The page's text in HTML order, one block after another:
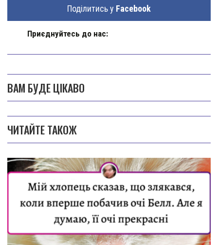
Поділитись у Facebook
Приєднуйтесь до нас:
ВАМ БУДЕ ЦІКАВО
ЧИТАЙТЕ ТАКОЖ